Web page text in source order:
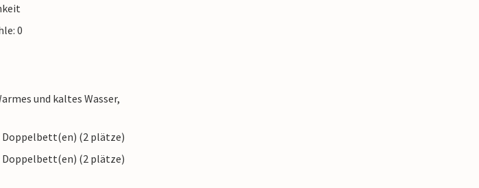
0
und kaltes Wasser,
Doppelbett(en) (2 plätze)
Doppelbett(en) (2 plätze)